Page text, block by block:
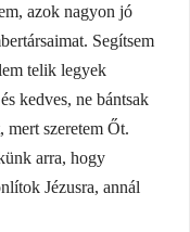
azok nagyon jó
Segítsem
telik legyek
kedves, ne bántsak
mert szeretem Őt.
arra, hogy
Jézusra, annál